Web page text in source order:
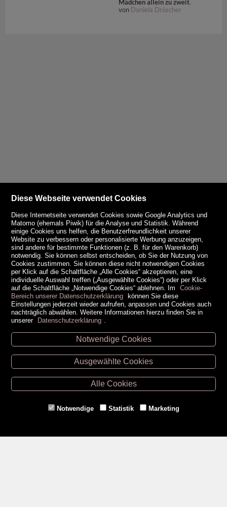
Mädchen allein zu zweit.
von Daniela Dröscher
Unsere Öffnungszeiten
Retz -02942/20433
Hollabrunn -02952/30057
Eggenburg -02984/3836
Gmünd -
Diese Webseite verwendet Cookies
Diese Internetseite verwendet Cookies sowie Google Analytics und
Matomo (ehemals Piwik) für die Analyse und Statistik. Während
einige Cookies uns helfen, die Benutzerfreundlichkeit unserer
Website zu verbessern oder personalisierte Werbung anzuzeigen,
sind andere für bestimmte Funktionen (z. B. für den Warenkorb)
notwendig. Sie können selbst entscheiden, ob Sie der Nutzung von
Cookies zustimmen. Sie können diese nicht notwendigen Cookies
per Klick auf die Schaltfläche „Alle Cookies“ akzeptieren, eine
individuelle Auswahl treffen („Ausgewählte Cookies“) oder per Klick
auf die Schaltfläche „Notwendige Cookies“ ablehnen. Im
Cookie-
Bereich unserer Datenschutzerklärung können Sie diese
Einstellungen jederzeit wieder aufrufen, anpassen und Cookies auch
nachträglich abwählen. Weitere Informationen hierzu finden Sie in
unserer Datenschutzerklärung
Notwendige Cookies
Ausgewählte Cookies
Alle Cookies
Notwendige Statistik Marketing